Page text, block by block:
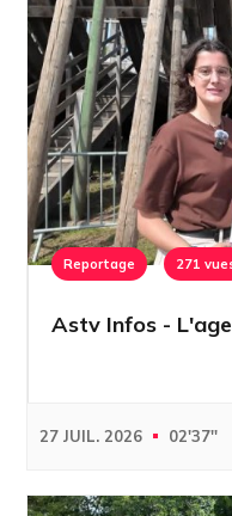
Reportage 271
Astv Infos -
27 JUIL. 2026 02'37''